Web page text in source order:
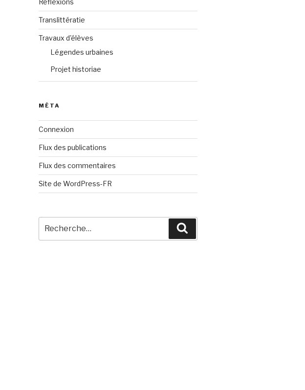
Translittératie
Travaux d'élèves
Légendes urbaines
Projet historiae
MÉTA
Connexion
Flux des publications
Flux des commentaires
Site de WordPress-FR
pour
: